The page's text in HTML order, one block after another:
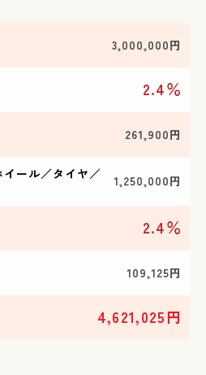
3,000,000円
2.4％
261,900円
ール／タイヤ／
1,250,000円
2.4％
109,125円
4,621,025円